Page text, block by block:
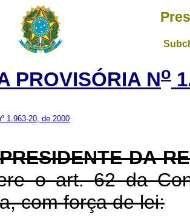
PROVISÓRIA No
1.963-20, de 2000
DA
o art. 62 da
com força de lei: